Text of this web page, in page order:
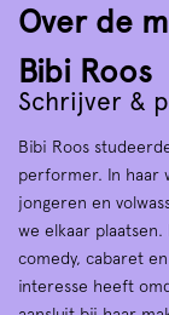
Over de
Bibi Roos
Schrijver &
Bibi Roos
performer. In haar
jongeren en
we elkaar
comedy, cabaret
interesse heeft